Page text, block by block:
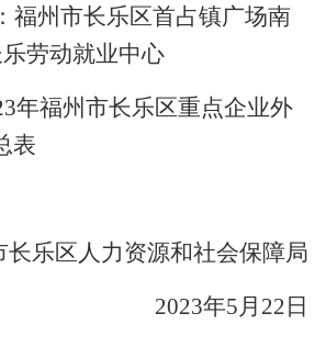
福州市长乐区首占镇广场南
劳动就业中心
3年福州市长乐区重点企业外
表
长乐区 人力资源和社会保障局
2023年5 月 22 日